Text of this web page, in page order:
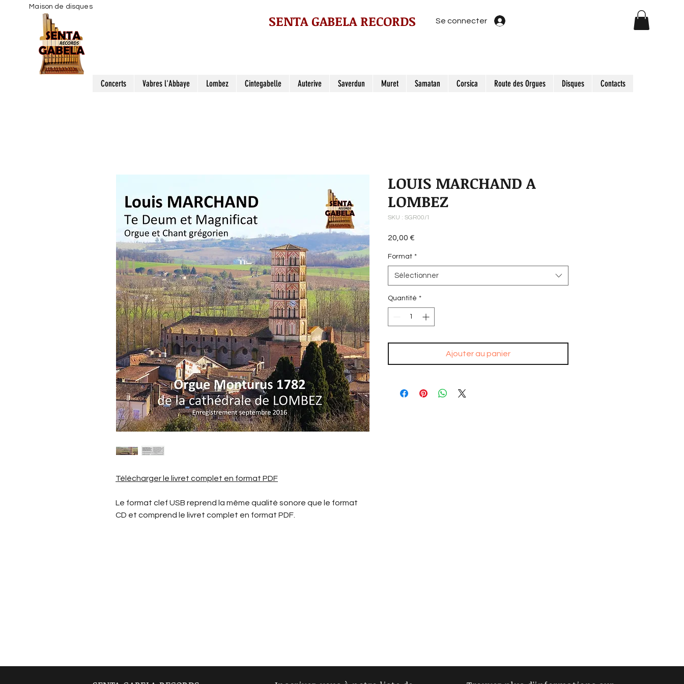
Maison de disques
SENTA GABELA RECORDS Se connecter
Concerts Vabres l'Abbaye Lombez Cintegabelle Auterive Saverdun Muret Samatan Corsica Route des Orgues Disques Contacts
Télécharger le livret complet en format PDF
Le format clef USB reprend la même qualité sonore que le format
CD et comprend le livret complet en format PDF.
LOUIS MARCHAND A
LOMBEZ
SKU : SGR00/1
20,00 €
Format *
Sélectionner
Quantité *
Ajouter au panier